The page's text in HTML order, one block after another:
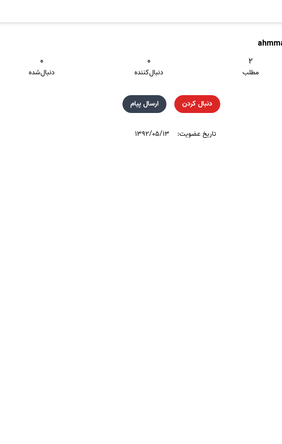
۲
مطلب
۰
دنبال‌کننده
۰
دنبال‌شده
دنبال کردن ارسال پیام
تاریخ عضویت: ۱۳۹۲/۰۵/۱۳